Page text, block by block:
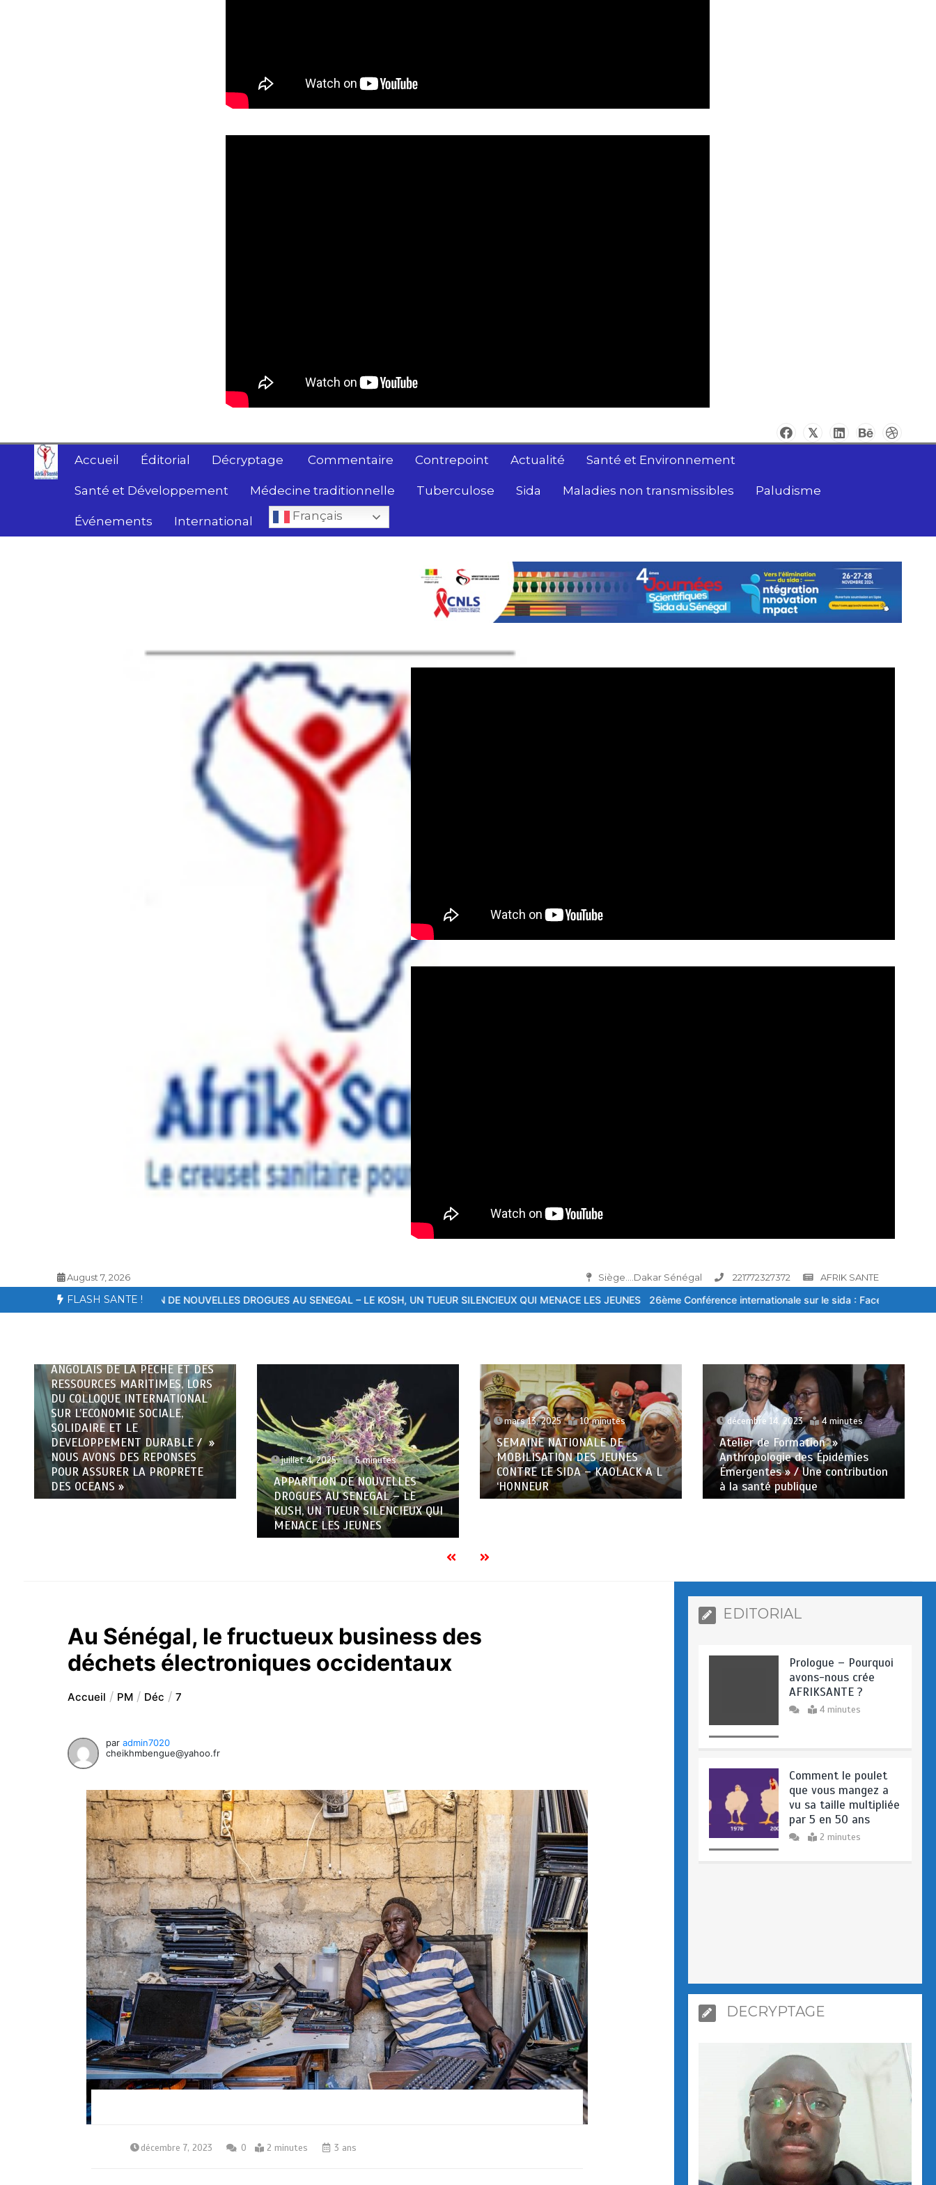
Accueil Éditorial Décryptage Commentaire Contrepoint Actualité Santé et Environnement
Santé et Développement Médecine traditionnelle Tuberculose Sida Maladies non transmissibles Paludisme
Événements International Français
August 7, 2026 Siège....Dakar Sénégal 221772327372 AFRIK SANTE
FLASH SANTE !
DE NOUVELLES DROGUES AU SENEGAL – LE KOSH, UN TUEUR SILENCIEUX QUI MENACE LES JEUNES 26ème Conférence internationale sur le sida : Face à la baisse des financements, la riposte
juillet 4, 2025 6 minutes
APPARITION DE NOUVELLES
DROGUES AU SENEGAL – LE
mars 13, 2025 10 minutes
SEMAINE NATIONALE DE
MOBILISATION DES JEUNES
CONTRE LE SIDA – KAOLACK A L
‘HONNEUR
décembre 14, 2023 4 minutes
Atelier de Formation »
Anthropologie des Épidémies
Émergentes » / Une contribution
à la santé publique
décembre 7, 2023 4 minutes
SENEGAL-ENVIRONNEMENT-
SANTE / Vagues de chaleur : des
spécialistes évaluent le système
d’alerte précoce climat-santé
Au Sénégal, le fructueux business des
déchets électroniques occidentaux
Accueil PM Déc 7
par admin7020
cheikhmbengue@yahoo.fr
décembre 7, 2023 0 2 minutes 3 ans
EDITORIAL
Prologue – Pourquoi
avons-nous crée
AFRIKSANTE ?
4 minutes
Comment le poulet
que vous mangez a
vu sa taille multipliée
par 5 en 50 ans
2 minutes
DECRYPTAGE